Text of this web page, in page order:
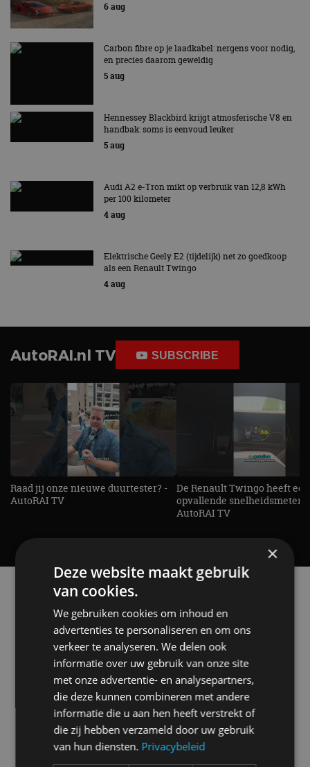
6 aug
Carbon fibre op je laadkabel: nergens voor nodig,
en precies daarom geweldig
5 aug
Hennessey Blackbird krijgt atmosferische V8 en
handbak: soms is eenvoud leuker
5 aug
Audi A2 e-Tron mikt op verbruik van 12,8 kWh
per 100 kilometer
4 aug
Elektrische Geely E2 (tijdelijk) net zo goedkoop
als een Renault Twingo
4 aug
AutoRAI.nl TV SUBSCRIBE
Raad jij onze nieuwe duurtester? -
AutoRAI TV
De Renault Twingo heeft een
opvallende snelheidsmeter! -
AutoRAI TV
Alle automerken
en alle nieuwsberichten
Abarth Aiways Alfa Romeo Alpine
×
Deze website maakt gebruik
van cookies.
We gebruiken cookies om inhoud en
advertenties te personaliseren en om ons
verkeer te analyseren. We delen ook
informatie over uw gebruik van onze site
met onze advertentie- en analysepartners,
die deze kunnen combineren met andere
informatie die u aan hen heeft verstrekt of
die zij hebben verzameld door uw gebruik
van hun diensten. Privacybeleid